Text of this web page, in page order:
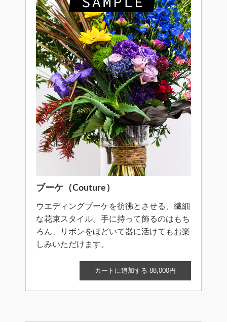
ブーケ（Couture）
ウエディングブーケを彷彿とさせる、繊細
な花束スタイル。手に持って飾るのはもち
ろん、リボンをほどいて器に活けてもお楽
しみいただけます。
カートに追加する 88,000円